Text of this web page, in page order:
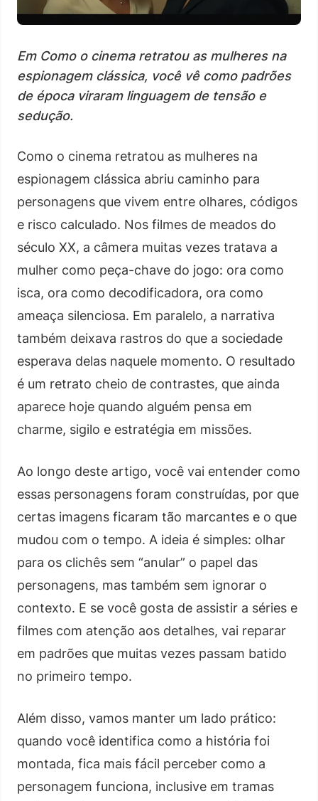
Em Como o cinema retratou as mulheres na
espionagem clássica, você vê como padrões
de época viraram linguagem de tensão e
sedução.
Como o cinema retratou as mulheres na
espionagem clássica abriu caminho para
personagens que vivem entre olhares, códigos
e risco calculado. Nos filmes de meados do
século XX, a câmera muitas vezes tratava a
mulher como peça-chave do jogo: ora como
isca, ora como decodificadora, ora como
ameaça silenciosa. Em paralelo, a narrativa
também deixava rastros do que a sociedade
esperava delas naquele momento. O resultado
é um retrato cheio de contrastes, que ainda
aparece hoje quando alguém pensa em
charme, sigilo e estratégia em missões.
Ao longo deste artigo, você vai entender como
essas personagens foram construídas, por que
certas imagens ficaram tão marcantes e o que
mudou com o tempo. A ideia é simples: olhar
para os clichês sem “anular” o papel das
personagens, mas também sem ignorar o
contexto. E se você gosta de assistir a séries e
filmes com atenção aos detalhes, vai reparar
em padrões que muitas vezes passam batido
no primeiro tempo.
Além disso, vamos manter um lado prático:
quando você identifica como a história foi
montada, fica mais fácil perceber como a
personagem funciona, inclusive em tramas